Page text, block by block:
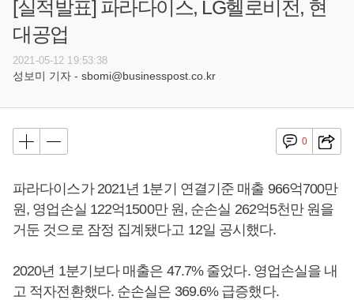
[실적발표] 파라다이스, LG헬로비전, 현
대공업
2021-05-12 19:53:38
성보미 기자 - sbomi@businesspost.co.kr
0
파라다이스가 2021년 1분기 연결기준 매출 966억700만
원, 영업손실 122억1500만 원, 순손실 262억5천만 원을
거둔 것으로 잠정 집계됐다고 12일 공시했다.
2020년 1분기보다 매출은 47.7% 줄었다. 영업손실을 내
고 적자전환했다. 순손실은 369.6% 급증했다.